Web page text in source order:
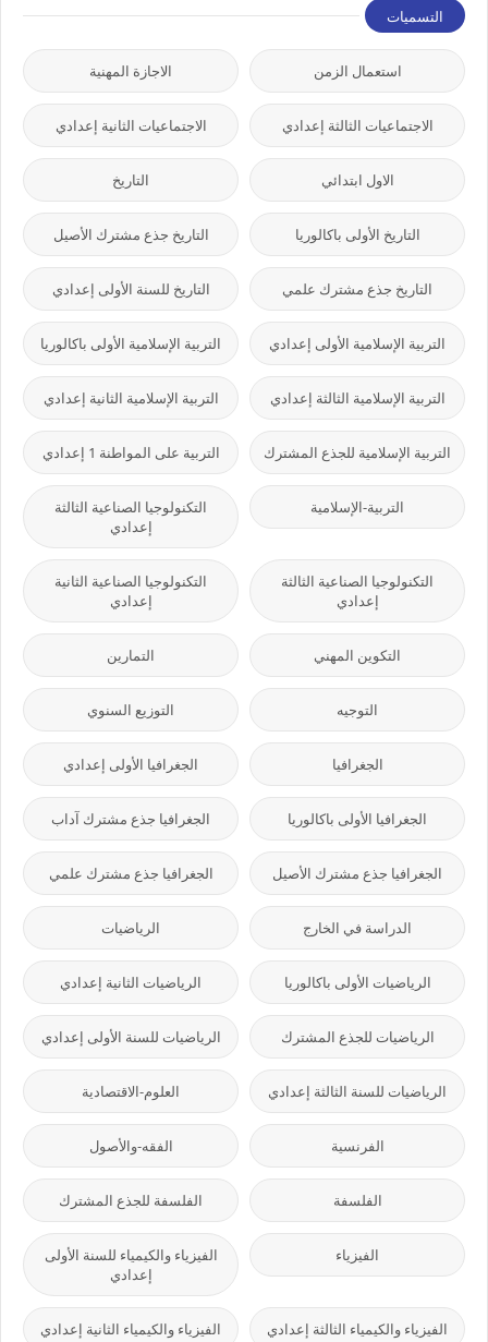
التسميات
استعمال الزمن الاجازة المهنية
الاجتماعيات الثالثة إعدادي الاجتماعيات الثانية إعدادي
الاول ابتدائي التاريخ
التاريخ الأولى باكالوريا التاريخ جذع مشترك الأصيل
التاريخ جذع مشترك علمي التاريخ للسنة الأولى إعدادي
التربية الإسلامية الأولى إعدادي التربية الإسلامية الأولى باكالوريا
التربية الإسلامية الثالثة إعدادي التربية الإسلامية الثانية إعدادي
التربية الإسلامية للجذع المشترك التربية على المواطنة 1 إعدادي
التربية-الإسلامية
التكنولوجيا الصناعية الثالثة
إعدادي
التكنولوجيا الصناعية الثالثة
إعدادي
التكنولوجيا الصناعية الثانية
إعدادي
التكوين المهني التمارين
التوجيه التوزيع السنوي
الجغرافيا الجغرافيا الأولى إعدادي
الجغرافيا الأولى باكالوريا الجغرافيا جذع مشترك آداب
الجغرافيا جذع مشترك الأصيل الجغرافيا جذع مشترك علمي
الدراسة في الخارج الرياضيات
الرياضيات الأولى باكالوريا الرياضيات الثانية إعدادي
الرياضيات للجذع المشترك الرياضيات للسنة الأولى إعدادي
الرياضيات للسنة الثالثة إعدادي العلوم-الاقتصادية
الفرنسية الفقه-والأصول
الفلسفة الفلسفة للجذع المشترك
الفيزياء
الفيزياء والكيمياء للسنة الأولى
إعدادي
الفيزياء والكيمياء الثالثة إعدادي الفيزياء والكيمياء الثانية إعدادي